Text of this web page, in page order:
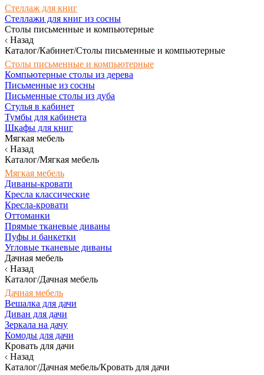
Стеллаж для книг
Стеллажи для книг из сосны
Столы письменные и компьютерные
Назад
Каталог/Кабинет/Столы письменные и компьютерные
Столы письменные и компьютерные
Компьютерные столы из дерева
Письменные из сосны
Письменные столы из дуба
Стулья в кабинет
Тумбы для кабинета
Шкафы для книг
Мягкая мебель
Назад
Каталог/Мягкая мебель
Мягкая мебель
Диваны-кровати
Кресла классические
Кресла-кровати
Оттоманки
Прямые тканевые диваны
Пуфы и банкетки
Угловые тканевые диваны
Дачная мебель
Назад
Каталог/Дачная мебель
Дачная мебель
Вешалка для дачи
Диван для дачи
Зеркала на дачу
Комоды для дачи
Кровать для дачи
Назад
Каталог/Дачная мебель/Кровать для дачи